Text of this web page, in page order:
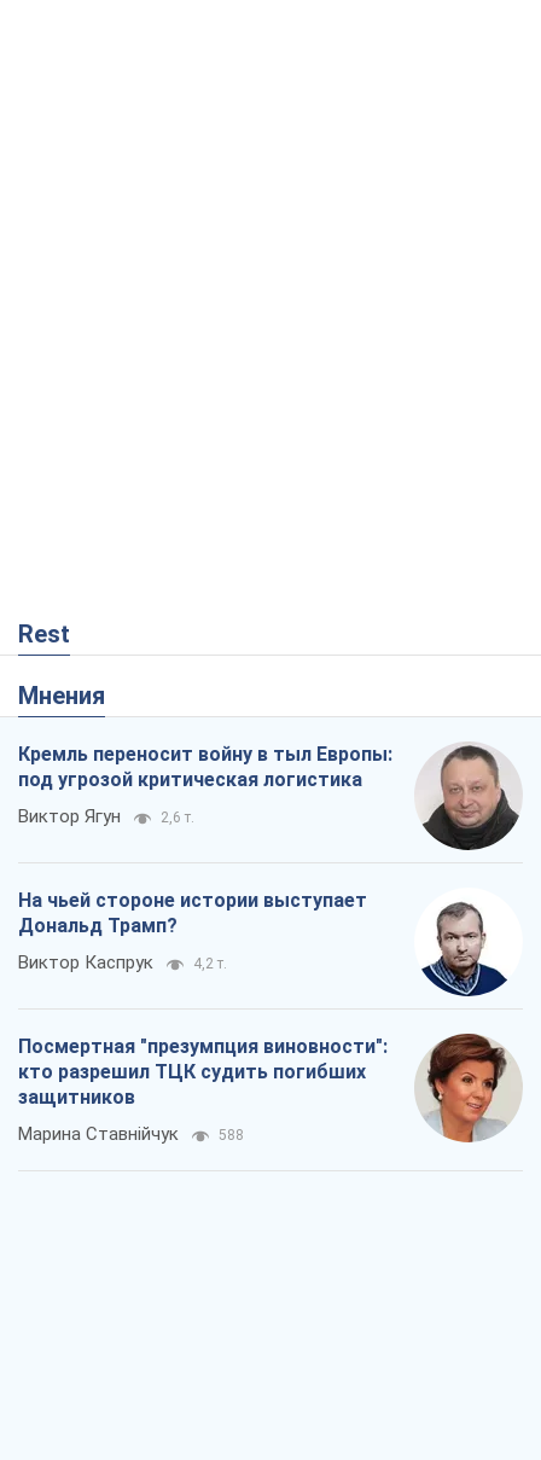
Rest
Мнения
Кремль переносит войну в тыл Европы:
под угрозой критическая логистика
Виктор Ягун 2,6 т.
На чьей стороне истории выступает
Дональд Трамп?
Виктор Каспрук 4,2 т.
Посмертная "презумпция виновности":
кто разрешил ТЦК судить погибших
защитников
Марина Ставнійчук 588